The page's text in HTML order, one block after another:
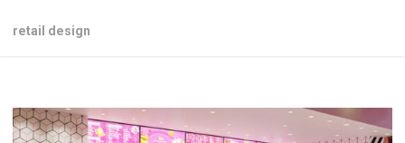
retail design